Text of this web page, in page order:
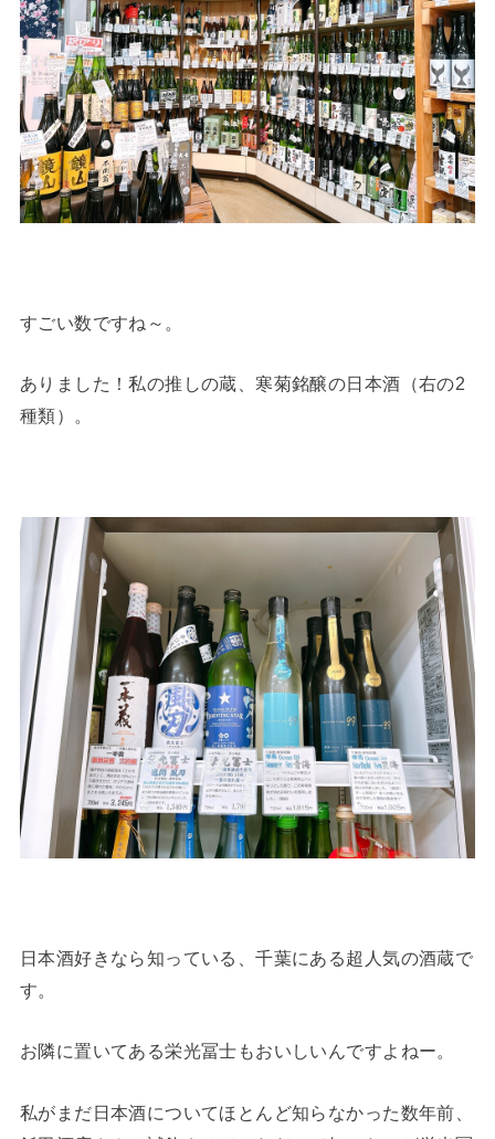
すごい数ですね～。
ありました！私の推しの蔵、寒菊銘醸の日本酒（右の2
種類）。
日本酒好きなら知っている、千葉にある超人気の酒蔵で
す。
お隣に置いてある栄光冨士もおいしいんですよねー。
私がまだ日本酒についてほとんど知らなかった数年前、